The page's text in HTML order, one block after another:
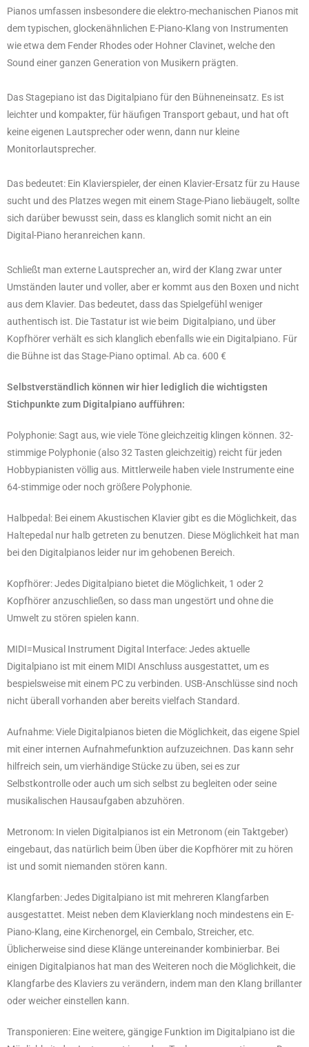
Pianos umfassen insbesondere die elektro-mechanischen Pianos mit
dem typischen, glockenähnlichen E-Piano-Klang von Instrumenten
wie etwa dem Fender Rhodes oder Hohner Clavinet, welche den
Sound einer ganzen Generation von Musikern prägten.
Das Stagepiano ist das Digitalpiano für den Bühneneinsatz. Es ist
leichter und kompakter, für häufigen Transport gebaut, und hat oft
keine eigenen Lautsprecher oder wenn, dann nur kleine
Monitorlautsprecher.
Das bedeutet: Ein Klavierspieler, der einen Klavier-Ersatz für zu Hause
sucht und des Platzes wegen mit einem Stage-Piano liebäugelt, sollte
sich darüber bewusst sein, dass es klanglich somit nicht an ein
Digital-Piano heranreichen kann.
Schließt man externe Lautsprecher an, wird der Klang zwar unter
Umständen lauter und voller, aber er kommt aus den Boxen und nicht
aus dem Klavier. Das bedeutet, dass das Spielgefühl weniger
authentisch ist. Die Tastatur ist wie beim Digitalpiano, und über
Kopfhörer verhält es sich klanglich ebenfalls wie ein Digitalpiano. Für
die Bühne ist das Stage-Piano optimal. Ab ca. 600 €
Selbstverständlich können wir hier lediglich die wichtigsten
Stichpunkte zum Digitalpiano aufführen:
Polyphonie: Sagt aus, wie viele Töne gleichzeitig klingen können. 32-
stimmige Polyphonie (also 32 Tasten gleichzeitig) reicht für jeden
Hobbypianisten völlig aus. Mittlerweile haben viele Instrumente eine
64-stimmige oder noch größere Polyphonie.
Halbpedal: Bei einem Akustischen Klavier gibt es die Möglichkeit, das
Haltepedal nur halb getreten zu benutzen. Diese Möglichkeit hat man
bei den Digitalpianos leider nur im gehobenen Bereich.
Kopfhörer: Jedes Digitalpiano bietet die Möglichkeit, 1 oder 2
Kopfhörer anzuschließen, so dass man ungestört und ohne die
Umwelt zu stören spielen kann.
MIDI=Musical Instrument Digital Interface: Jedes aktuelle
Digitalpiano ist mit einem MIDI Anschluss ausgestattet, um es
bespielsweise mit einem PC zu verbinden. USB-Anschlüsse sind noch
nicht überall vorhanden aber bereits vielfach Standard.
Aufnahme: Viele Digitalpianos bieten die Möglichkeit, das eigene Spiel
mit einer internen Aufnahmefunktion aufzuzeichnen. Das kann sehr
hilfreich sein, um vierhändige Stücke zu üben, sei es zur
Selbstkontrolle oder auch um sich selbst zu begleiten oder seine
musikalischen Hausaufgaben abzuhören.
Metronom: In vielen Digitalpianos ist ein Metronom (ein Taktgeber)
eingebaut, das natürlich beim Üben über die Kopfhörer mit zu hören
ist und somit niemanden stören kann.
Klangfarben: Jedes Digitalpiano ist mit mehreren Klangfarben
ausgestattet. Meist neben dem Klavierklang noch mindestens ein E-
Piano-Klang, eine Kirchenorgel, ein Cembalo, Streicher, etc.
Üblicherweise sind diese Klänge untereinander kombinierbar. Bei
einigen Digitalpianos hat man des Weiteren noch die Möglichkeit, die
Klangfarbe des Klaviers zu verändern, indem man den Klang brillanter
oder weicher einstellen kann.
Transponieren: Eine weitere, gängige Funktion im Digitalpiano ist die